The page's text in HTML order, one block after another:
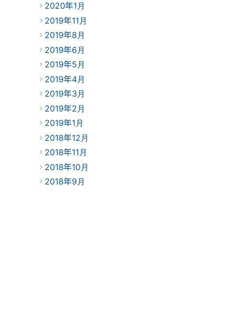
2020年1月
2019年11月
2019年8月
2019年6月
2019年5月
2019年4月
2019年3月
2019年2月
2019年1月
2018年12月
2018年11月
2018年10月
2018年9月